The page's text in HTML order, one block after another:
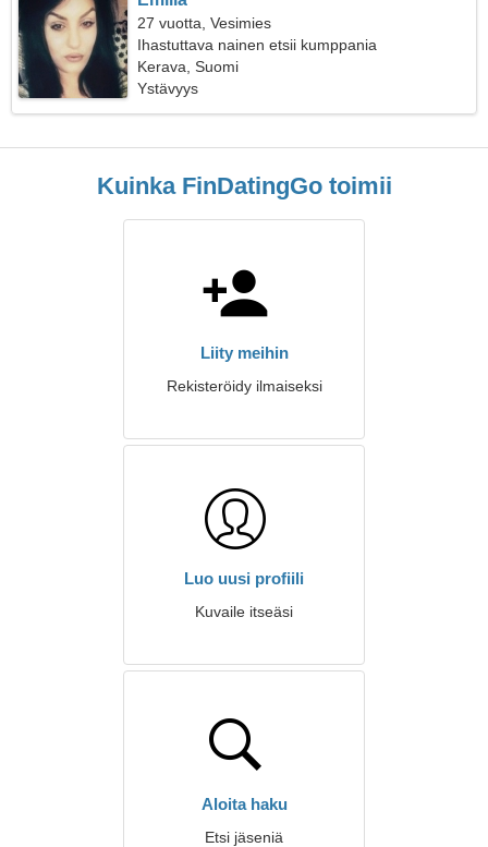
27 vuotta, Vesimies
Ihastuttava nainen etsii kumppania
Kerava, Suomi
Ystävyys
Kuinka FinDatingGo toimii
Liity meihin
Rekisteröidy ilmaiseksi
Luo uusi profiili
Kuvaile itseäsi
Aloita haku
Etsi jäseniä